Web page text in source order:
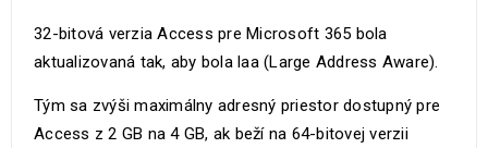
32-bitová verzia Access pre Microsoft 365 bola
aktualizovaná tak, aby bola laa (Large Address Aware).
Tým sa zvýši maximálny adresný priestor dostupný pre
Access z 2 GB na 4 GB, ak beží na 64-bitovej verzii